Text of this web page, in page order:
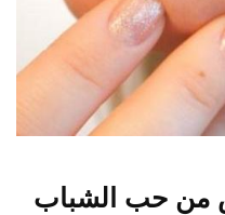
من حب الشباب